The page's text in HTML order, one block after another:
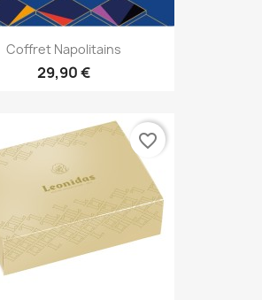
Coffret Napolitains
29,90 €
favorite_border